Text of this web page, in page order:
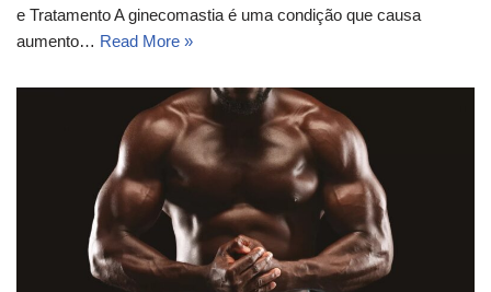
e Tratamento A ginecomastia é uma condição que causa
aumento… Read More »